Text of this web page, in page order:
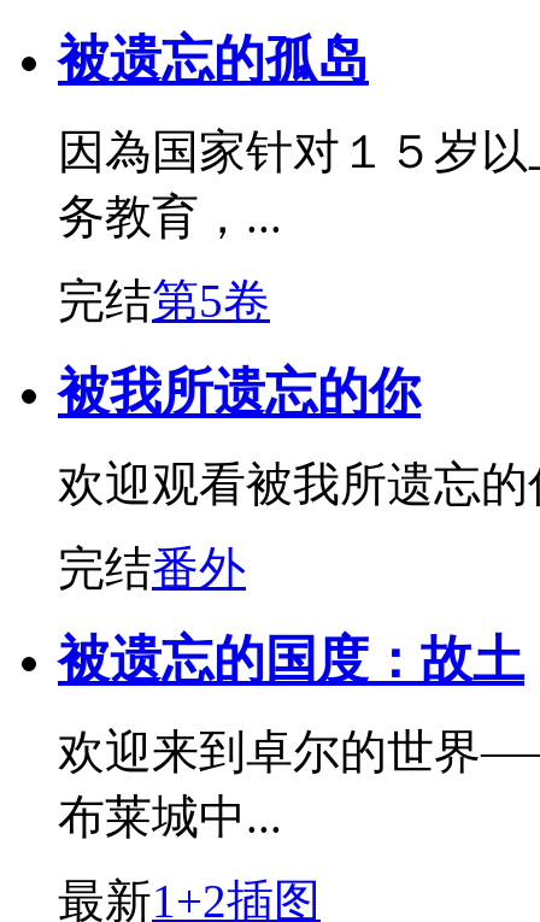
被遗忘的孤岛
因為国家针对１５岁
务教育，...
完结第5卷
被我所遗忘的你
欢迎观看被我所遗忘
完结番外
被遗忘的国度：故土
欢迎来到卓尔的世界
布莱城中...
最新1+2插图